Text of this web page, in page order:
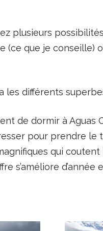
plusieurs
(ce que je conseille)
différents
de dormir à
pour prendre le
qui
s’améliore d’année